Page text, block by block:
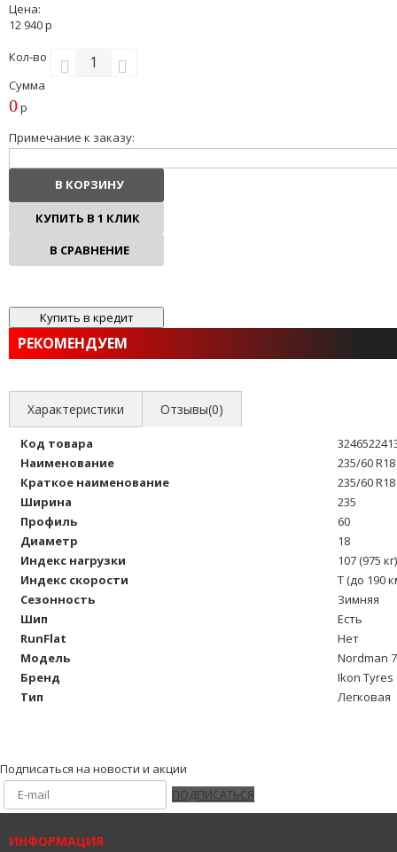
Цена:
12 940 р
Кол-во
Сумма
0р
Примечание к заказу:
В КОРЗИНУ
КУПИТЬ В 1 КЛИК
В СРАВНЕНИЕ
РЕКОМЕНДУЕМ
Характеристики Отзывы(0)
Код товара
Наименование
235/60
Краткое наименование
235/60 R18
Ширина
235
Профиль
60
Диаметр
18
Индекс нагрузки
107 (975 кг)
Индекс скорости
T (до 190
Сезонность
Зимняя
Шип
Есть
RunFlat
Нет
Модель
Nordman
Бренд
Ikon Tyres
Тип
Легковая
Подписаться на новости и акции
ПОДПИСАТЬСЯ
ИНФОРМАЦИЯ